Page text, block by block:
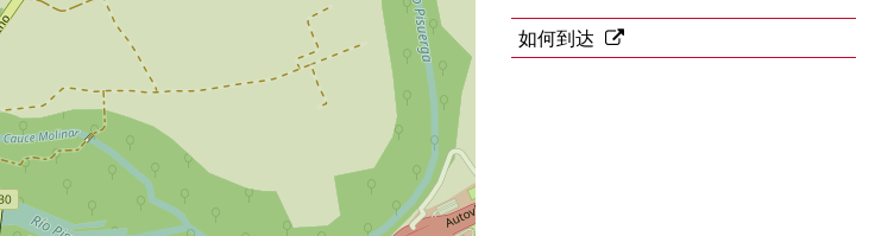
址
如何到达